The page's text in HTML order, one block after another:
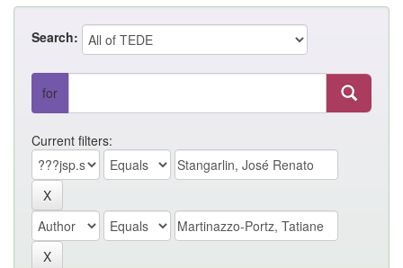
Search:
for
Current filters: